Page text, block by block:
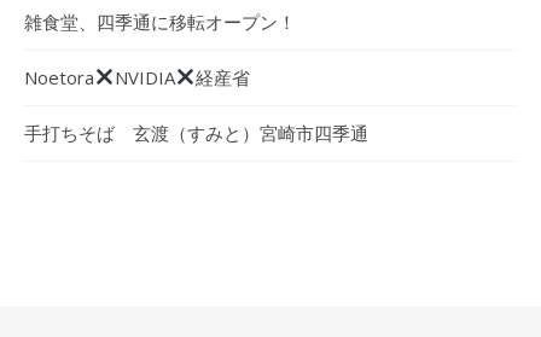
雑食堂、四季通に移転オープン！
Noetora NVIDIA 経産省
手打ちそば 玄渡（すみと）宮崎市四季通